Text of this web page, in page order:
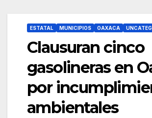
ESTATAL MUNICIPIOS OAXACA
Clausuran cinco
gasolineras en
por
ambientales